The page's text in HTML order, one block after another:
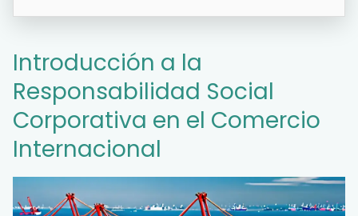
Introducción a la
Responsabilidad Social
Corporativa en el Comercio
Internacional